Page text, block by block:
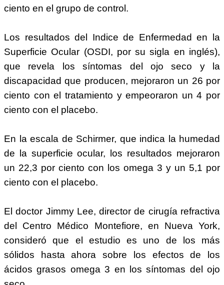
ciento en el grupo de control.
Los resultados del Indice de Enfermedad en la
Superficie Ocular (OSDI, por su sigla en inglés),
que revela los síntomas del ojo seco y la
discapacidad que producen, mejoraron un 26 por
ciento con el tratamiento y empeoraron un 4 por
ciento con el placebo.
En la escala de Schirmer, que indica la humedad
de la superficie ocular, los resultados mejoraron
un 22,3 por ciento con los omega 3 y un 5,1 por
ciento con el placebo.
El doctor Jimmy Lee, director de cirugía refractiva
del Centro Médico Montefiore, en Nueva York,
consideró que el estudio es uno de los más
sólidos hasta ahora sobre los efectos de los
ácidos grasos omega 3 en los síntomas del ojo